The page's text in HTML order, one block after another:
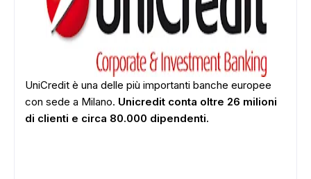
UniCredit è una delle più importanti banche europee
con sede a Milano. Unicredit conta oltre 26 milioni
di clienti e circa 80.000 dipendenti.